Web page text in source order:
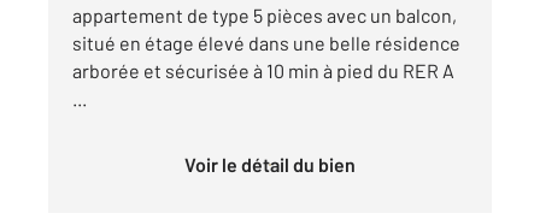
appartement de type 5 pièces avec un balcon,
situé en étage élevé dans une belle résidence
arborée et sécurisée à 10 min à pied du RER A
Voir le détail du bien